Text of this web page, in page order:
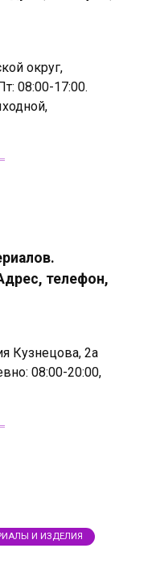
округ,
08:00-17:00.
телефон,
Кузнецова, 2а
08:00-20:00,
И ИЗДЕЛИЯ